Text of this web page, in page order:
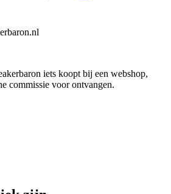
iets koopt bij een webshop,
commissie voor ontvangen.